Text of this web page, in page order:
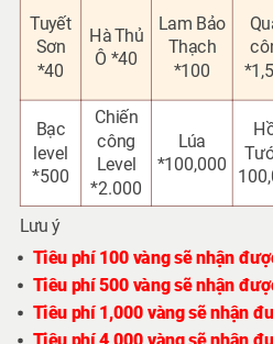
Tuyết
Sơn
*40
Hà Thủ
Ô *40
Lam Bảo
Thạch
*100
Bạc
level
*500
Chiến
công
Level
*2.000
Lúa
*100,000
Lưu ý
Tiêu phí 100 vàng sẽ nhận
Tiêu phí 500 vàng sẽ nhận
Tiêu phí 1,000 vàng sẽ nhận
Tiêu phí 4,000 vàng sẽ nhận